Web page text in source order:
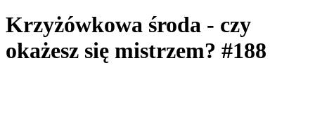
Krzyżówkowa środa - czy
okażesz się mistrzem? #188